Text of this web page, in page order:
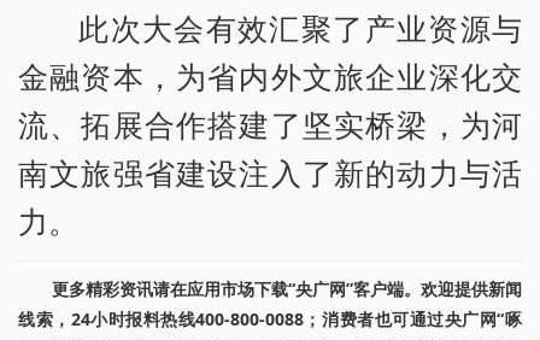
此次大会有效汇聚了产业资源与
金融资本，为省内外文旅企业深化交
流、拓展合作搭建了坚实桥梁，为河
南文旅强省建设注入了新的动力与活
力。
更多精彩资讯请在应用市场下载“央广网”客户端。欢迎提供新闻
线索，24小时报料热线400-800-0088；消费者也可通过央广网“啄